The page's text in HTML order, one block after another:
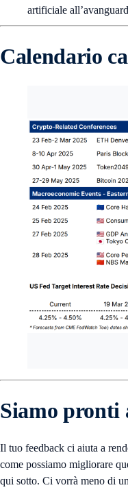
artificiale
Calendario
Siamo pronti
Il tuo feedback ci aiuta a
come possiamo migliorare
qui sotto. Ci vorrà meno di